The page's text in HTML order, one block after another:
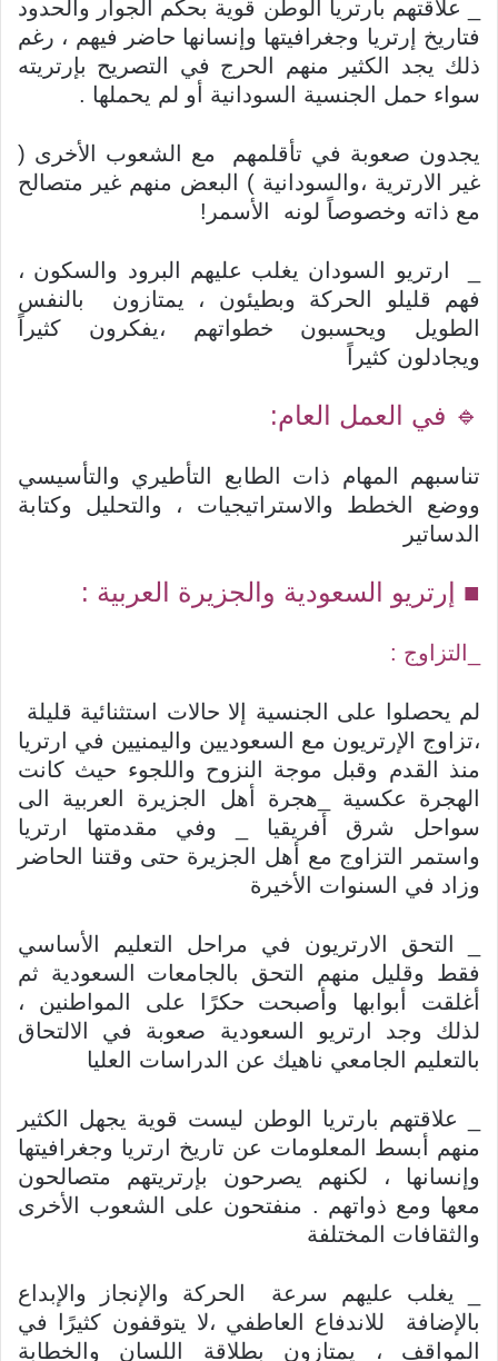
_ علاقتهم بارتريا الوطن قوية بحكم الجوار والحدود
فتاريخ إرتريا وجغرافيتها وإنسانها حاضر فيهم ، رغم
ذلك يجد الكثير منهم الحرج في التصريح بإرتريته
سواء حمل الجنسية السودانية أو لم يحملها .
يجدون صعوبة في تأقلمهم مع الشعوب الأخرى (
غير الارترية ،والسودانية ) البعض منهم غير متصالح
مع ذاته وخصوصاً لونه الأسمر!
_ ارتريو السودان يغلب عليهم البرود والسكون ،
فهم قليلو الحركة وبطيئون ، يمتازون بالنفس
الطويل ويحسبون خطواتهم ،يفكرون كثيراً
ويجادلون كثيراً
🔹️ في العمل العام:
تناسبهم المهام ذات الطابع التأطيري والتأسيسي
ووضع الخطط والاستراتيجيات ، والتحليل وكتابة
الدساتير
■ إرتريو السعودية والجزيرة العربية :
_التزاوج :
لم يحصلوا على الجنسية إلا حالات استثنائية قليلة
،تزاوج الإرتريون مع السعوديين واليمنيين في ارتريا
منذ القدم وقبل موجة النزوح واللجوء حيث كانت
الهجرة عكسية _هجرة أهل الجزيرة العربية الى
سواحل شرق أفريقيا _ وفي مقدمتها ارتريا
واستمر التزاوج مع أهل الجزيرة حتى وقتنا الحاضر
وزاد في السنوات الأخيرة
_ التحق الارتريون في مراحل التعليم الأساسي
فقط وقليل منهم التحق بالجامعات السعودية ثم
أغلقت أبوابها وأصبحت حكرًا على المواطنين ،
لذلك وجد ارتريو السعودية صعوبة في الالتحاق
بالتعليم الجامعي ناهيك عن الدراسات العليا
_ علاقتهم بارتريا الوطن ليست قوية يجهل الكثير
منهم أبسط المعلومات عن تاريخ ارتريا وجغرافيتها
وإنسانها ، لكنهم يصرحون بإرتريتهم متصالحون
معها ومع ذواتهم . منفتحون على الشعوب الأخرى
والثقافات المختلفة
_ يغلب عليهم سرعة الحركة والإنجاز والإبداع
بالإضافة للاندفاع العاطفي ،لا يتوقفون كثيرًا في
المواقف ، يمتازون بطلاقة اللسان والخطابة